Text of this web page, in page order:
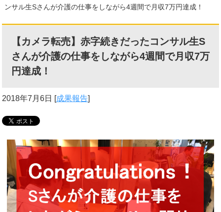
ンサル生Sさんが介護の仕事をしながら4週間で月収7万円達成！
【カメラ転売】赤字続きだったコンサル生S
さんが介護の仕事をしながら4週間で月収7万
円達成！
2018年7月6日 [成果報告]